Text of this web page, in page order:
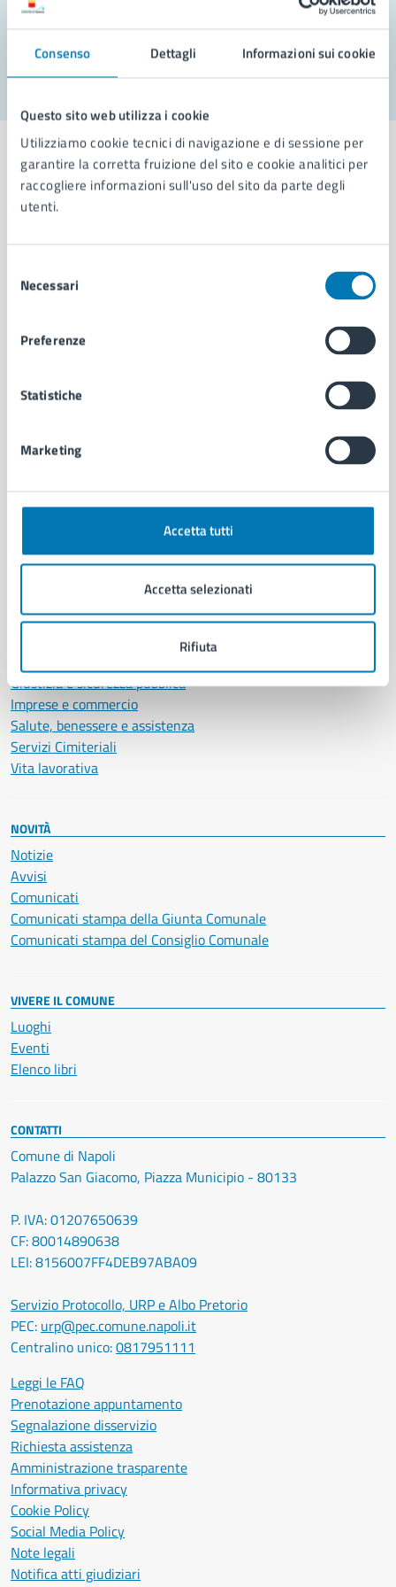
Consenso Dettagli Informazioni sui cookie
Questo sito web utilizza i cookie
Utilizziamo cookie tecnici di navigazione e di sessione per
garantire la corretta fruizione del sito e cookie analitici per
raccogliere informazioni sull'uso del sito da parte degli
utenti.
delNecessari
Preferenze
Statistiche
Marketing
Accetta tutti
Accetta selezionati
Rifiuta
Problemi in città
Segnala disservizio
Municipalità
Politici
Documenti e dati
Ambiente
Cultura e tempo libero
Giustizia e sicurezza pubblica
Imprese e commercio
Salute, benessere e assistenza
Servizi Cimiteriali
Vita lavorativa
NOVITÀ
Notizie
Avvisi
Comunicati
Comunicati stampa della Giunta Comunale
Comunicati stampa del Consiglio Comunale
VIVERE IL COMUNE
Luoghi
Eventi
Elenco libri
CONTATTI
Comune di Napoli
Palazzo San Giacomo, Piazza Municipio - 80133
P. IVA: 01207650639
CF: 80014890638
LEI: 8156007FF4DEB97ABA09
Servizio Protocollo, URP e Albo Pretorio
PEC: urp@pec.comune.napoli.it
Centralino unico:0817951111
Leggi le FAQ
Prenotazione appuntamento
Segnalazione disservizio
Richiesta assistenza
Amministrazione trasparente
Informativa privacy
Cookie Policy
Social Media Policy
Note legali
Notifica atti giudiziari